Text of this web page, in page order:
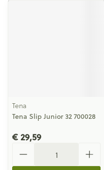
Tena
Tena Slip Junior 32 700028
€ 29,59